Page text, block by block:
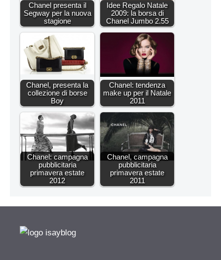
Chanel presenta il
Segway per la nuova
stagione
Idee Regalo Natale
2009: la borsa di
Chanel Jumbo 2.55
Chanel, presenta la
collezione di borse
Boy
Chanel: tendenza
make up per il Natale
2011
Chanel: campagna
pubblicitaria
primavera estate
2012
Chanel, campagna
pubblicitaria
primavera estate
2011